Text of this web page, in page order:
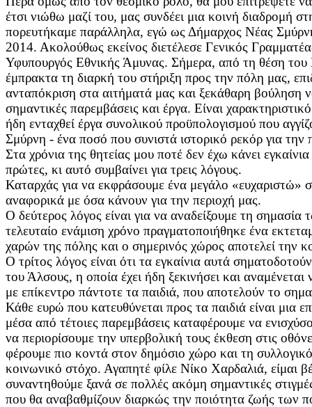
έτσι νιώθω μαζί του, μας συνδέει μια κοινή διαδρομή
πορευτήκαμε παράλληλα, εγώ ως Δήμαρχος Νέας
2014. Ακολούθως εκείνος διετέλεσε Γενικός
Υφυπουργός Εθνικής Άμυνας. Σήμερα, από τη θέση του
έμπρακτα τη διαρκή του στήριξη προς την πόλη μας,
ανταπόκριση στα αιτήματά μας και ξεκάθαρη βούληση
σημαντικές παρεμβάσεις και έργα. Είναι
ήδη ενταχθεί έργα συνολικού προϋπολογισμού που
Σμύρνη - ένα ποσό που συνιστά ιστορικό ρεκόρ για την
Στα χρόνια της θητείας μου ποτέ δεν έχω κάνει
πρώτες, κι αυτό συμβαίνει για τρεις λόγους.
Καταρχάς για να εκφράσουμε ένα μεγάλο «ευχαριστώ»
αναφορικά με όσα κάνουν για την περιοχή μας.
Ο δεύτερος λόγος είναι για να αναδείξουμε τη
τελευταίο ενάμιση χρόνο πραγματοποιήθηκε ένα
χαρών της πόλης και ο σημερινός χώρος αποτελεί την
Ο τρίτος λόγος είναι ότι τα εγκαίνια αυτά
του Άλσους, η οποία έχει ήδη ξεκινήσει και
με επίκεντρο πάντοτε τα παιδιά, που αποτελούν το
Κάθε ευρώ που κατευθύνεται προς τα παιδιά είναι μια
μέσα από τέτοιες παρεμβάσεις καταφέρουμε να
να περιορίσουμε την υπερβολική τους έκθεση στις
φέρουμε πιο κοντά στον δημόσιο χώρο και τη
κοινωνικό στόχο. Αγαπητέ φίλε Νίκο Χαρδαλιά, είμαι
συναντηθούμε ξανά σε πολλές ακόμη σημαντικές
που θα αναβαθμίζουν διαρκώς την ποιότητα ζωής των